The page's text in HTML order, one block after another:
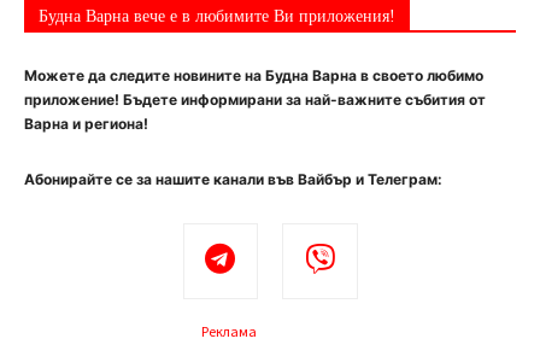
Будна Варна вече е в любимите Ви приложения!
Можете да следите новините на Будна Варна в своето любимо
приложение! Бъдете информирани за най-важните събития от
Варна и региона!
Абонирайте се за нашите канали във Вайбър и Телеграм:
Реклама